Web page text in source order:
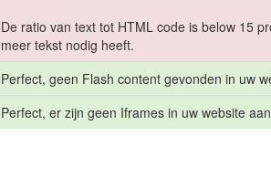
De ratio van text tot HTML code is below 15
meer tekst nodig heeft.
Perfect, geen Flash content gevonden in uw
Perfect, er zijn geen Iframes in uw website